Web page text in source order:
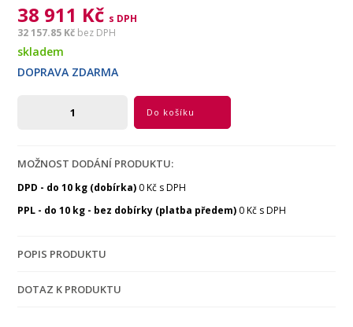
38 911 Kč s DPH
32 157.85 Kč bez DPH
skladem
DOPRAVA ZDARMA
Do košíku
MOŽNOST DODÁNÍ PRODUKTU:
DPD - do 10 kg (dobírka) 0 Kč s DPH
PPL - do 10 kg - bez dobírky (platba předem) 0 Kč s DPH
POPIS PRODUKTU
DOTAZ K PRODUKTU